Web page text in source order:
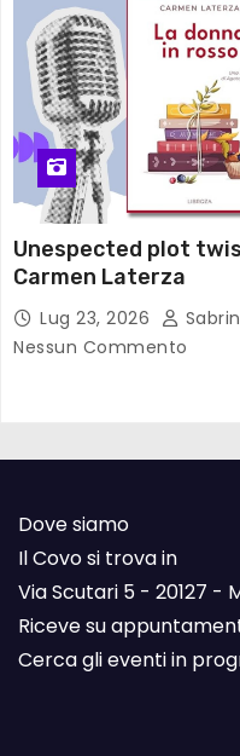
Unespected plot
Carmen Laterza
Lug 23, 2026
Nessun Commento
Dove siamo
Il Covo si trova in
Via Scutari 5 - 20127 -
Riceve su
Cerca gli eventi in